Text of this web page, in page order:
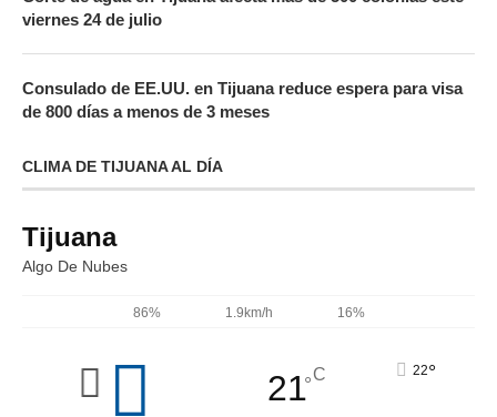
viernes 24 de julio
Consulado de EE.UU. en Tijuana reduce espera para visa
de 800 días a menos de 3 meses
CLIMA DE TIJUANA AL DÍA
Tijuana
Algo De Nubes
86% 1.9km/h 16%
21°C 22°